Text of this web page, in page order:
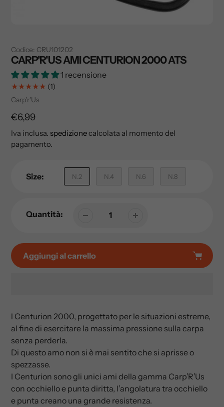
Codice: CRU101202
CARP'R'US AMI CENTURION 2000 ATS
1 recensione
(1)
Venditore
Carp'r'Us
Prezzo
di
listino
€6,99
Iva inclusa. spedizionecalcolata al momento del
pagamento.
Size: N.2 N.4 N.6 N.8
Quantità:
Aggiungi al carrello
al
tuo
carrello
l Centurion 2000, progettato per le situazioni estreme,
al fine di esercitare la massima pressione sulla carpa
senza perderla.
Di questo amo non si è mai sentito che si aprisse o
spezzasse.
I Centurion sono gli unici ami della gamma Carp’R’Us
con occhiello e punta diritta, l’angolatura tra occhiello
e punta creano una grande resistenza.